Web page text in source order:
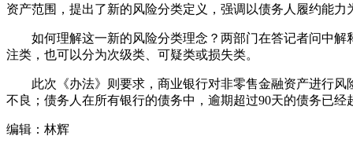
资产范围，提出了新的风险分类定义，强调以债务人履约能
如何理解这一新的风险分类理念？两部门在答记者问中解
注类，也可以分为次级类、可疑类或损失类。
此次《办法》则要求，商业银行对非零售金融资产进行风
不良；债务人在所有银行的债务中，逾期超过90天的债务已
编辑：林辉